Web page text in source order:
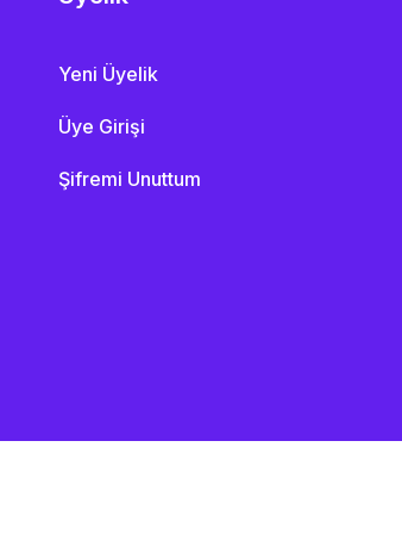
Yeni Üyelik
Üye Girişi
Şifremi Unuttum